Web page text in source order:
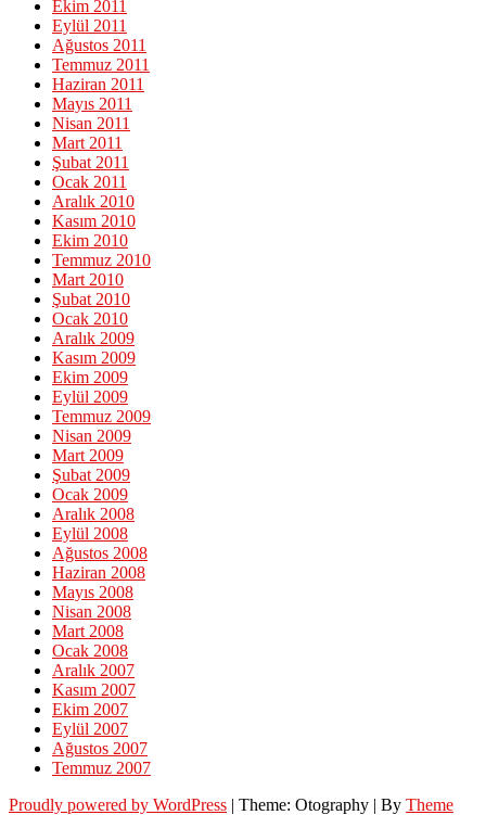
Ekim 2011
Eylül 2011
Ağustos 2011
Temmuz 2011
Haziran 2011
Mayıs 2011
Nisan 2011
Mart 2011
Şubat 2011
Ocak 2011
Aralık 2010
Kasım 2010
Ekim 2010
Temmuz 2010
Mart 2010
Şubat 2010
Ocak 2010
Aralık 2009
Kasım 2009
Ekim 2009
Eylül 2009
Temmuz 2009
Nisan 2009
Mart 2009
Şubat 2009
Ocak 2009
Aralık 2008
Eylül 2008
Ağustos 2008
Haziran 2008
Mayıs 2008
Nisan 2008
Mart 2008
Ocak 2008
Aralık 2007
Kasım 2007
Ekim 2007
Eylül 2007
Ağustos 2007
Temmuz 2007
Proudly powered by WordPress | Theme: Otography | By Theme